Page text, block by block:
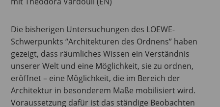
Die bisherigen Untersuchungen des LOEWE-
Schwerpunkts “Architekturen des Ordnens” haben
gezeigt, dass räumliches Wissen ein Verständnis
unserer Welt und eine Möglichkeit, sie zu ordnen,
eröffnet – eine Möglichkeit, die im Bereich der
Architektur in besonderem Maße mobilisiert wird.
Voraussetzung dafür ist das ständige Beobachten